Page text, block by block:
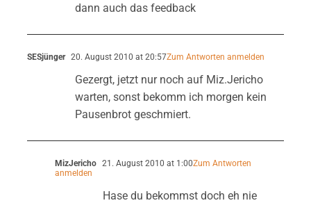
dann auch das feedback
SESjünger 20. August 2010 at 20:57Zum Antworten anmelden
Gezergt, jetzt nur noch auf Miz.Jericho
warten, sonst bekomm ich morgen kein
Pausenbrot geschmiert.
MizJericho 21. August 2010 at 1:00Zum Antworten
anmelden
Hase du bekommst doch eh nie